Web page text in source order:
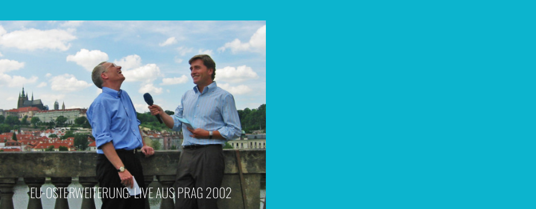
EU-OSTERWEITERUNG: LIVE AUS PRAG 2002